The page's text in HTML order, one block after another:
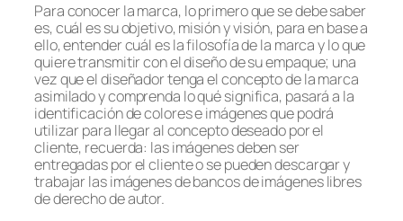
Para conocer la marca, lo primero que se debe saber
es, cuál es su objetivo, misión y visión, para en base a
ello, entender cuál es la filosofía de la marca y lo que
quiere transmitir con el diseño de su empaque; una
vez que el diseñador tenga el concepto de la marca
asimilado y comprenda lo qué significa, pasará a la
identificación de colores e imágenes que podrá
utilizar para llegar al concepto deseado por el
cliente, recuerda: las imágenes deben ser
entregadas por el cliente o se pueden descargar y
trabajar las imágenes de bancos de imágenes libres
de derecho de autor.